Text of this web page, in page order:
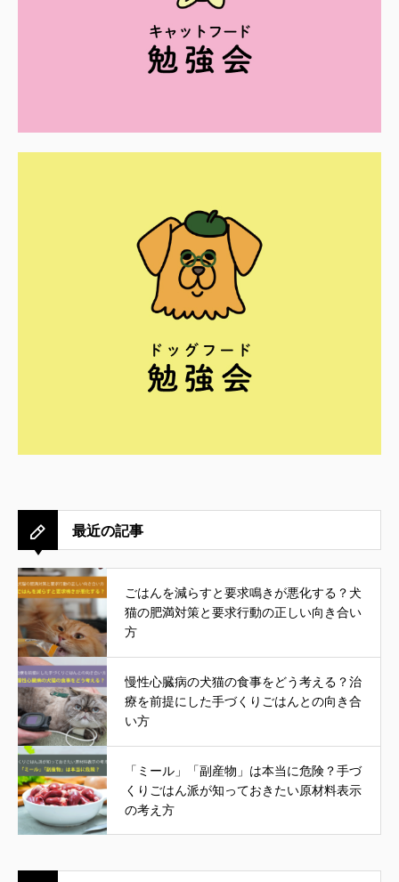
最近の記事
ごはんを減らすと要求鳴きが悪化する？犬
猫の肥満対策と要求行動の正しい向き合い
方
慢性心臓病の犬猫の食事をどう考える？治
療を前提にした手づくりごはんとの向き合
い方
「ミール」「副産物」は本当に危険？手づ
くりごはん派が知っておきたい原材料表示
の考え方